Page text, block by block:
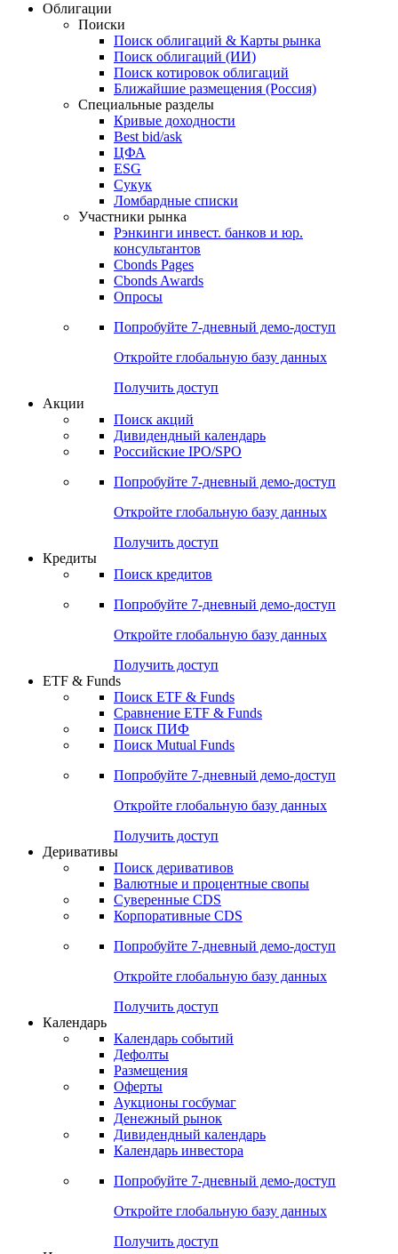
Облигации
Поиски
Поиск облигаций & Карты рынка
Поиск облигаций (ИИ)
Поиск котировок облигаций
Ближайшие размещения (Россия)
Специальные разделы
Кривые доходности
Best bid/ask
ЦФА
ESG
Сукук
Ломбардные списки
Участники рынка
Рэнкинги инвест. банков и юр.
консультантов
Cbonds Pages
Cbonds Awards
Опросы
Попробуйте 7-дневный демо-доступ
Откройте глобальную базу данных
Получить доступ
Акции
Поиск акций
Дивидендный календарь
Российские IPO/SPO
Попробуйте 7-дневный демо-доступ
Откройте глобальную базу данных
Получить доступ
Кредиты
Поиск кредитов
Попробуйте 7-дневный демо-доступ
Откройте глобальную базу данных
Получить доступ
ETF & Funds
Поиск ETF & Funds
Сравнение ETF & Funds
Поиск ПИФ
Поиск Mutual Funds
Попробуйте 7-дневный демо-доступ
Откройте глобальную базу данных
Получить доступ
Деривативы
Поиск деривативов
Валютные и процентные свопы
Суверенные CDS
Корпоративные CDS
Попробуйте 7-дневный демо-доступ
Откройте глобальную базу данных
Получить доступ
Календарь
Календарь событий
Дефолты
Размещения
Оферты
Аукционы госбумаг
Денежный рынок
Дивидендный календарь
Календарь инвестора
Попробуйте 7-дневный демо-доступ
Откройте глобальную базу данных
Получить доступ